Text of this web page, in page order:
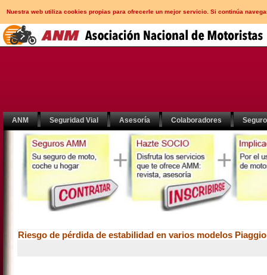
Nuestra web utiliza cookies propias para ofrecerle un mejor servicio. Si continúa
ANM Seguridad Vial Asesoría Colaboradores
Riesgo de pérdida de estabilidad en varios modelos Piaggio